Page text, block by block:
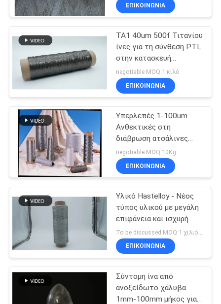
ΖΗΤΉΣΤΕ
ΈΝΑ
ΑΠΌΣΠΑΣΜΑ
ΧΆΡΤΗΣ
ΙΣΤΌΤΟΠΟΥ
ΠΟΛΙΤΙΚΉ
ΜΥΣΤΙΚΌΤΗΤΑΣ
Φύλλα χαλκού
2
κοντή ίνα
συμπυκνωμένη ίνα
μετάλλων αισθητή
54
ΕΠΙΚΟΙΝΩΝΙΑ
ΤΑ1 40um 500f Τιτανίου
ίνες για τη σύνθεση PTL
στην κατασκευή
κυψελών καυσίμου και
ηλεκτρολύτη
negotiable MOQ:1 κιλό
ΕΠΙΚΟΙΝΩΝΙΑ
Υπερλεπές 1-100um
Ανθεκτικές στη
διάβρωση ατσάλινες
συνθετικές μεταλλικές
ίνες με υψηλή ηλεκτρική
αγωγιμότητα
negotiable MOQ:10Kg
ΕΠΙΚΟΙΝΩΝΙΑ
Υλικό Hastelloy - Νέος
τύπος υλικού με μεγάλη
επιφάνεια και ισχυρή
αντοχή στη διάβρωση
ΕΠΙΚΟΙΝΩΝΙΑ
Σύντομη ίνα από
ανοξείδωτο χάλυβα
1mm-100mm μήκος για